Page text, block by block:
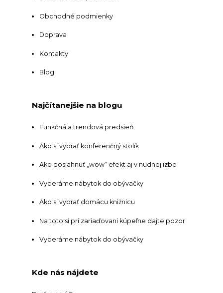
Obchodné podmienky
Doprava
Kontakty
Blog
Najčítanejšie na blogu
Funkčná a trendová predsieň
Ako si vybrať konferenčný stolík
Ako dosiahnuť „wow“ efekt aj v nudnej izbe
Vyberáme nábytok do obývačky
Ako si vybrať domácu knižnicu
Na toto si pri zariaďovani kúpeľne dajte pozor
Vyberáme nábytok do obývačky
Kde nás nájdete